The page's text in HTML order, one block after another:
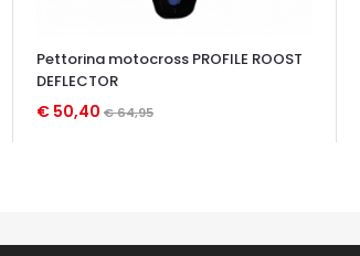
Pettorina motocross PROFILE ROOST
DEFLECTOR
€ 50,40 € 64,95